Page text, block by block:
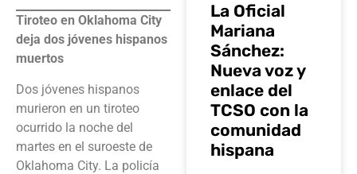
Tiroteo en Oklahoma City
deja dos jóvenes hispanos
muertos
Dos jóvenes hispanos
murieron en un tiroteo
ocurrido la noche del
martes en el suroeste de
Oklahoma City. La policía
La Oficial
Mariana
Sánchez:
Nueva voz y
enlace del
TCSO con la
comunidad
hispana